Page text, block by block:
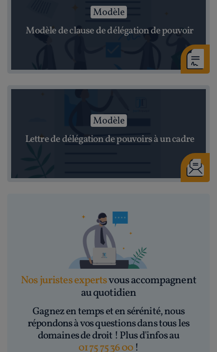
Modèle
Modèle de clause de délégation de pouvoir
Modèle
Lettre de délégation de pouvoirs à un cadre
Nos juristes expertsvous accompagnent
au quotidien
Gagnez en temps et en sérénité, nous
répondons à vos questions dans tous les
domaines de droit ! Plus d'infos au
01 75 75 36 00 !